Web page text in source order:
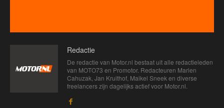
Redactie
De redactie van Motor.nl bestaat uit alle redactieleden
van MOTO73 en Promotor. Redacteuren Marien
Cahuzak, Jan Kruithof, Maikel Sneek en diverse
freelancers zijn dagelijks actief voor Motor.nl.